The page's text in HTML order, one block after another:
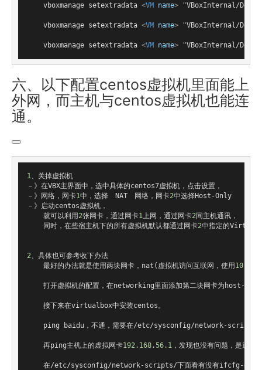
    vboxmanage setextradata
<VM name> "VBoxInternal/
    vboxmanage setextradata
<VM name> "VBoxInternal/
    vboxmanage setextradata
<VM name> "VBoxInternal/
六、以下配置centos虚拟机里面能上
外网，而主机与centos虚拟机也能连
通。
1
、关掉虚拟机
－》在VBX主界面中，选中具体的centos7虚拟机，点击设置，
－》网络，网卡1中，选择 NAT 网络，网卡2中选择Host -Only
－》启动centos虚拟机，
    就可以利用
2张网卡，通过网卡1 上网，通过网卡2同主机通讯，
    同时，在些宿主机下的所有虚拟机默认都通过网卡
2中指定的
2 、具体也可参考收下办法
    最好的办法就是使用两块网卡，nat
( 虚拟机访问互联网，使用10.0
    打开虚拟机的配置，在networking里面添加第二块网卡为host
-
    接下来在virtualbox中安装centos。
    ping baidu，不通，需要在
/etc/sysconfig/network-scripts
    再ping主机上的虚拟网卡
192.168.56.1 ，发现也没有问题，是通
    在
/etc/sysconfig/network-scripts/下面看有没有ifcfg -eth1